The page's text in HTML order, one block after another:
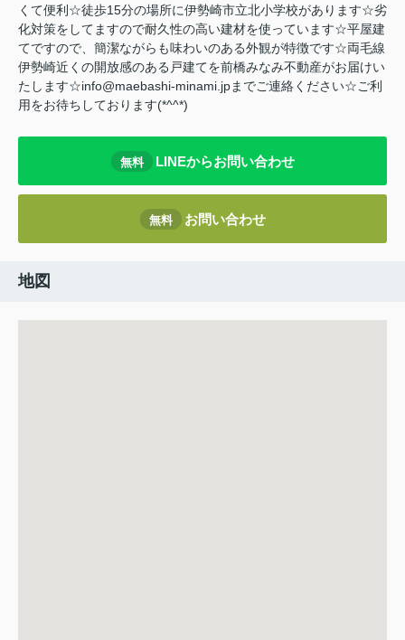
くて便利☆徒歩15分の場所に伊勢崎市立北小学校があります☆劣
化対策をしてますので耐久性の高い建材を使っています☆平屋建
てですので、簡潔ながらも味わいのある外観が特徴です☆両毛線
伊勢崎近くの開放感のある戸建てを前橋みなみ不動産がお届けい
たします☆info@maebashi-minami.jpまでご連絡ください☆ご利
用をお待ちしております(*^^*)
無料 LINEからお問い合わせ
無料 お問い合わせ
地図